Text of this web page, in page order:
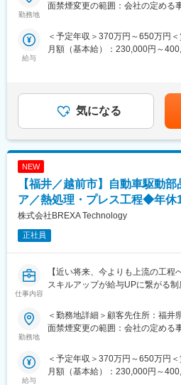
同業他社と比較をしても圧倒的な
あります。
当社では専任のキャリアアドバイ
ザーが社内に働きかける事で希望
す。エンジニアの遣り甲斐を大切
みです。
当社から配属の企業様については
く、特別な取り組みをすることな
況となっています。
また過度な残業は発生の場合は、
対して、残業改善の是正対応も行
■スキルUPで給与もUP：
スキルを上げてより難易度の高
で給与も上がる仕組みを取ってい
ーター業務からステップアップし
歓迎いたします。
ていただきます。
■業務詳細：
◇現場に赴いて加工後の良品率デ
◇CADを用いて加工
◇現場の機械オペレーターとの調
◇不良原因の特定から改善に向け
※これらに付随する報告書作成、
および調整も含まれます。
■当社だからこそ実現できるエン
同業他社と比較をしても圧倒的
占のプロジェクトも多数あり、当
＜キャリアドック制度＞
同業他社では希望する仕事があっ
当社では専任のキャリアアドバイ
ザーが社内に働きかける事で希望
勤務地
面禁煙変更の範囲：会社の定める
給与
＜予定年収＞370万円～650万円
月額（基本給）：230,000円～
年目：年収440～460万円8年目：
収1,000万円超※金額はあくまでも
の金額であり、選考を通じて上下
額)は固定手当を含めた表記です。
気になる
NEW
【福井／越前市】自動車駆動
ア／熱処理・プレス工程◆年
株式会社BREXA Technology
正社員
仕事内容
【近い将来、今よりも上流の工
スキルアップが給与UPに繋がる
幅を広げたい方へ】
ーター業務からステップアップし
歓迎いたします。
勤務地
＜勤務地詳細＞顧客先住所：福井
面禁煙変更の範囲：会社の定める
給与
＜予定年収＞370万円～650万円
月額（基本給）：230,000円～